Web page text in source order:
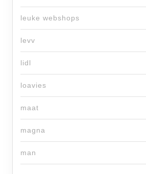
leuke webshops
levv
lidl
loavies
maat
magna
man